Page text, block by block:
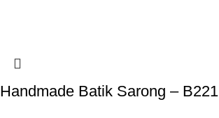
Handmade Batik Sarong – B221